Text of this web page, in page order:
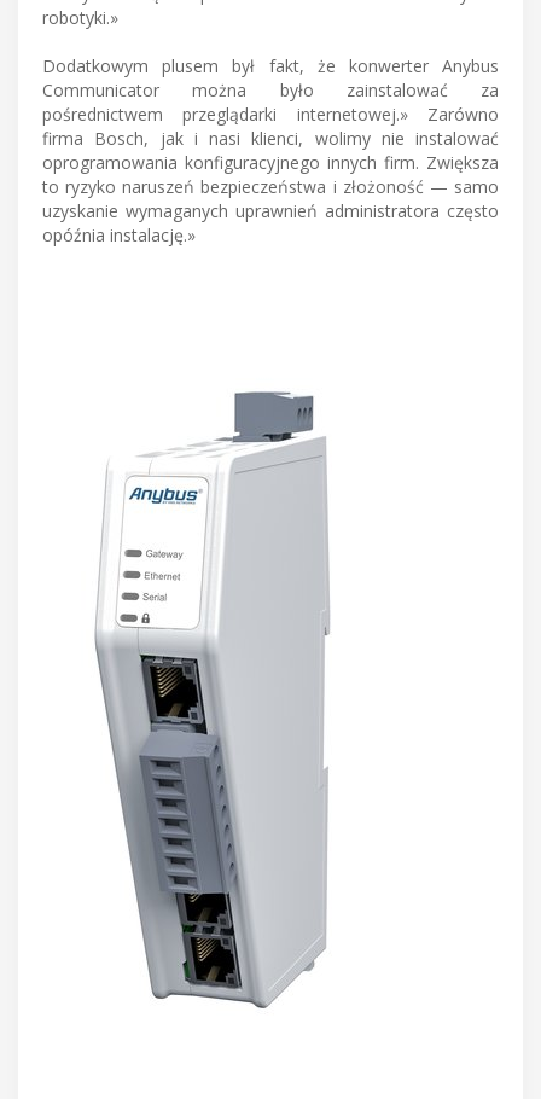
robotyki.»
Dodatkowym plusem był fakt, że konwerter Anybus
Communicator można było zainstalować za
pośrednictwem przeglądarki internetowej.» Zarówno
firma Bosch, jak i nasi klienci, wolimy nie instalować
oprogramowania konfiguracyjnego innych firm. Zwiększa
to ryzyko naruszeń bezpieczeństwa i złożoność — samo
uzyskanie wymaganych uprawnień administratora często
opóźnia instalację.»